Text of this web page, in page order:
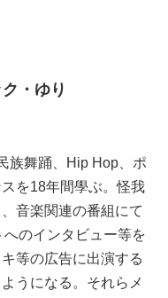
・ゆり
族舞踊、Hip Hop、ポ
を18年間學ぶ。怪我
音楽関連の番組にて
のインタビュー等を
等の広告に出演する
うになる。それらメ